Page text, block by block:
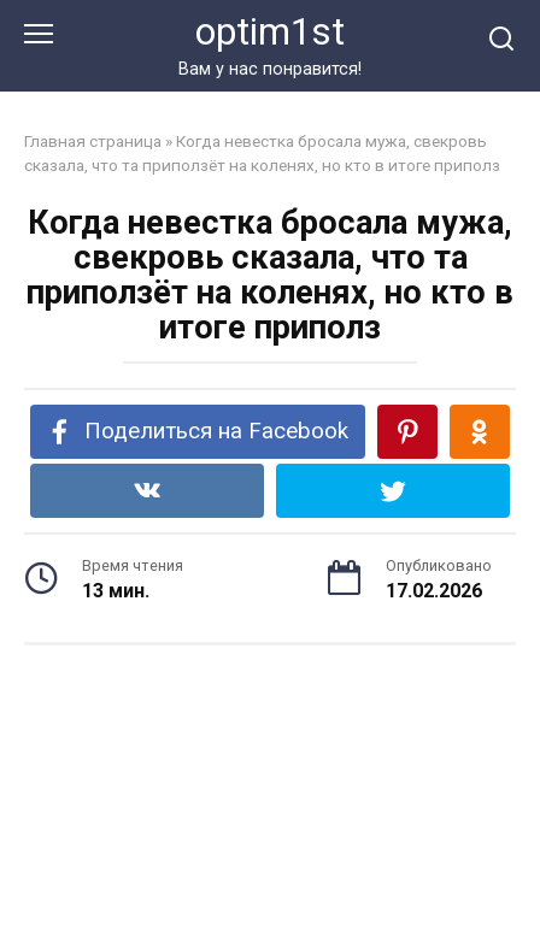
optim1st
Вам у нас понравится!
Главная страница » Когда невестка бросала мужа, свекровь
сказала, что та приползёт на коленях, но кто в итоге приполз
Когда невестка бросала мужа,
свекровь сказала, что та
приползёт на коленях, но кто в
итоге приполз
Поделиться на Facebook
Время чтения
13 мин.
Опубликовано
17.02.2026